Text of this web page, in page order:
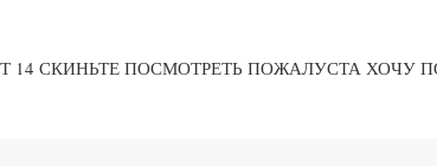
СКИНЬТЕ ПОСМОТРЕТЬ ПОЖАЛУСТА ХОЧУ